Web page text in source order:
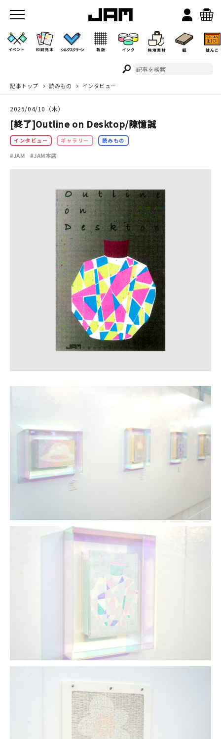
JAMのこと
お店/ワークスペース
シルクスクリーン
台湾グッズ
マイアカウント
記事トップ 読みもの インタビュー
2025/04/10（木）
[終了]Outline on Desktop/陳憶誠
インタビュー ギャラリー 読みもの
#JAM #JAM本店